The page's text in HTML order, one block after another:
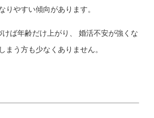
りやすい傾向があります。
けば年齢だけ上がり、 婚活不安が強くな
まう方も少なくありません。